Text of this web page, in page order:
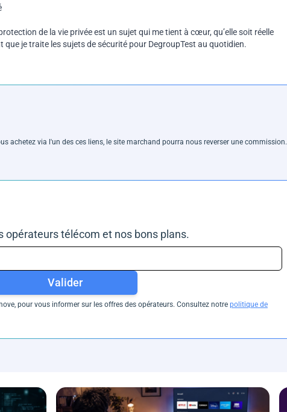
de la vie privée est un sujet qui me tient à cœur, qu’elle soit réelle
que je traite les sujets de sécurité pour DegroupTest au quotidien.
achetez via l'un des ces liens, le site marchand pourra nous reverser une commission.
opérateurs télécom et nos bons plans.
Valider
pour vous informer sur les offres des opérateurs. Consultez notre politique de